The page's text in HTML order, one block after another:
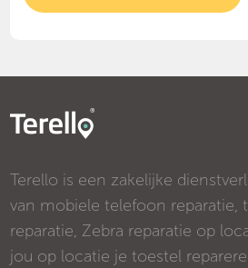
Terello is een zakelijke
van mobiele telefoon reparatie,
reparatie, Zebra reparatie op
jou op locatie je toestel